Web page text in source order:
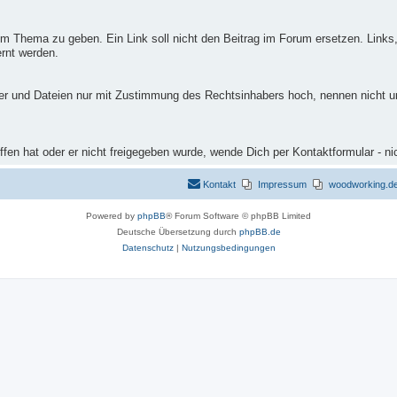
Thema zu geben. Ein Link soll nicht den Beitrag im Forum ersetzen.
werden.
und Dateien nur mit Zustimmung des Rechtsinhabers hoch, nennen nicht
hat oder er nicht freigegeben wurde, wende Dich per Kontaktformular -
Impressum
Kontakt
Powered by phpBB® Forum Software © phpBB Limited
Deutsche Übersetzung durch phpBB.de
Datenschutz| Nutzungsbedingungen